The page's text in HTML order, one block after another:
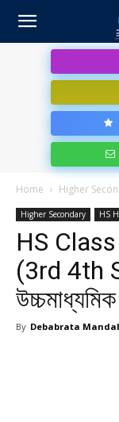
Home Higher
Higher Secondary HS
HS
(3rd 4th
By Debabrata Mandal